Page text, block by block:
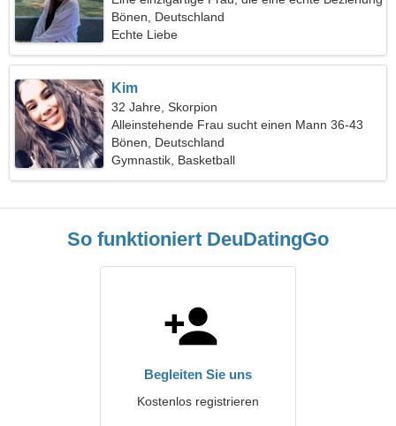
sucht
Bönen, Deutschland
Echte Liebe
Kim
32 Jahre, Skorpion
Alleinstehende Frau sucht einen Mann 36-43
Bönen, Deutschland
Gymnastik, Basketball
So funktioniert DeuDatingGo
Begleiten Sie uns
Kostenlos registrieren